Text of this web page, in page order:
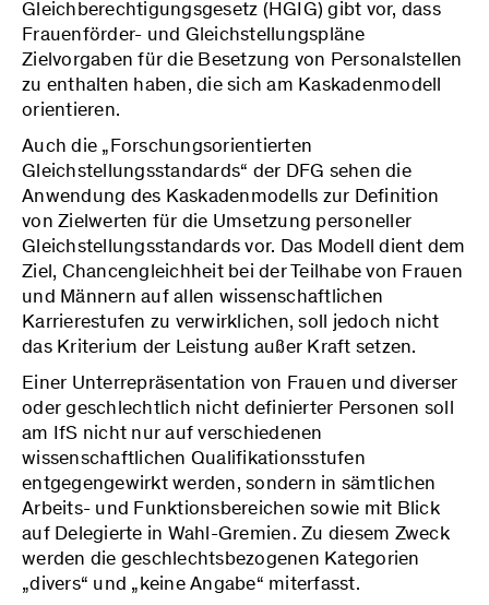
Gleichberechtigungsgesetz (HGIG) gibt vor, dass
Frauenförder- und Gleichstellungspläne
Zielvorgaben für die Besetzung von Personalstellen
zu enthalten haben, die sich am Kaskadenmodell
orientieren.
Auch die „Forschungsorientierten
Gleichstellungsstandards“ der DFG sehen die
Anwendung des Kaskadenmodells zur Definition
von Zielwerten für die Umsetzung personeller
Gleichstellungsstandards vor. Das Modell dient dem
Ziel, Chancengleichheit bei der Teilhabe von Frauen
und Männern auf allen wissenschaftlichen
Karrierestufen zu verwirklichen, soll jedoch nicht
das Kriterium der Leistung außer Kraft setzen.
Einer Unterrepräsentation von Frauen und diverser
oder geschlechtlich nicht definierter Personen soll
am IfS nicht nur auf verschiedenen
wissenschaftlichen Qualifikationsstufen
entgegengewirkt werden, sondern in sämtlichen
Arbeits- und Funktionsbereichen sowie mit Blick
auf Delegierte in Wahl-Gremien. Zu diesem Zweck
werden die geschlechtsbezogenen Kategorien
„divers“ und „keine Angabe“ miterfasst.